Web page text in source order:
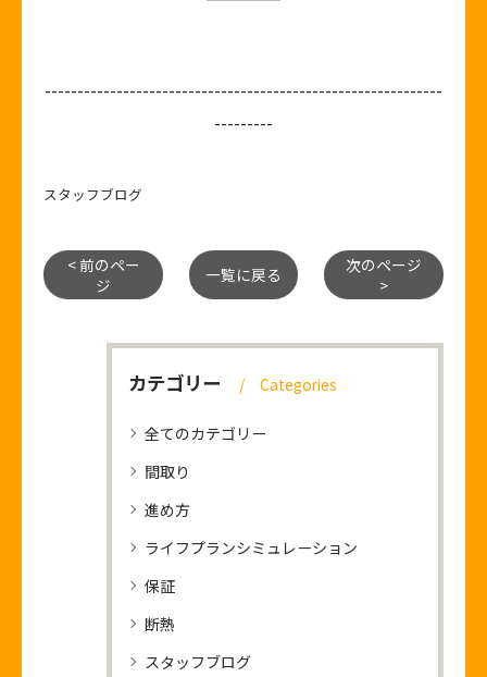
-------------------------------------------------------------
---------
スタッフブログ
< 前のペー
ジ
一覧に戻る
次のページ
>
カテゴリー Categories
全てのカテゴリー
間取り
進め方
ライフプランシミュレーション
保証
断熱
スタッフブログ